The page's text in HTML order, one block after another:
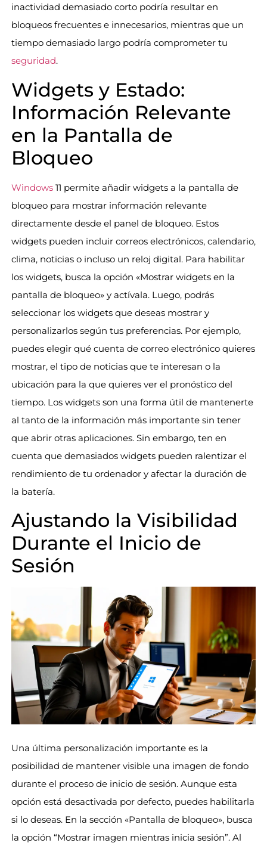
inactividad demasiado corto podría resultar en
bloqueos frecuentes e innecesarios, mientras que un
tiempo demasiado largo podría comprometer tu
seguridad.
Widgets y Estado:
Información Relevante
en la Pantalla de
Bloqueo
Windows11 permite añadir widgets a la pantalla de
bloqueo para mostrar información relevante
directamente desde el panel de bloqueo. Estos
widgets pueden incluir correos electrónicos, calendario,
clima, noticias o incluso un reloj digital. Para habilitar
los widgets, busca la opción «Mostrar widgets en la
pantalla de bloqueo» y actívala. Luego, podrás
seleccionar los widgets que deseas mostrar y
personalizarlos según tus preferencias. Por ejemplo,
puedes elegir qué cuenta de correo electrónico quieres
mostrar, el tipo de noticias que te interesan o la
ubicación para la que quieres ver el pronóstico del
tiempo. Los widgets son una forma útil de mantenerte
al tanto de la información más importante sin tener
que abrir otras aplicaciones. Sin embargo, ten en
cuenta que demasiados widgets pueden ralentizar el
rendimiento de tu ordenador y afectar la duración de
la batería.
Ajustando la Visibilidad
Durante el Inicio de
Sesión
Una última personalización importante es la
posibilidad de mantener visible una imagen de fondo
durante el proceso de inicio de sesión. Aunque esta
opción está desactivada por defecto, puedes habilitarla
si lo deseas. En la sección «Pantalla de bloqueo», busca
la opción “Mostrar imagen mientras inicia sesión”. Al